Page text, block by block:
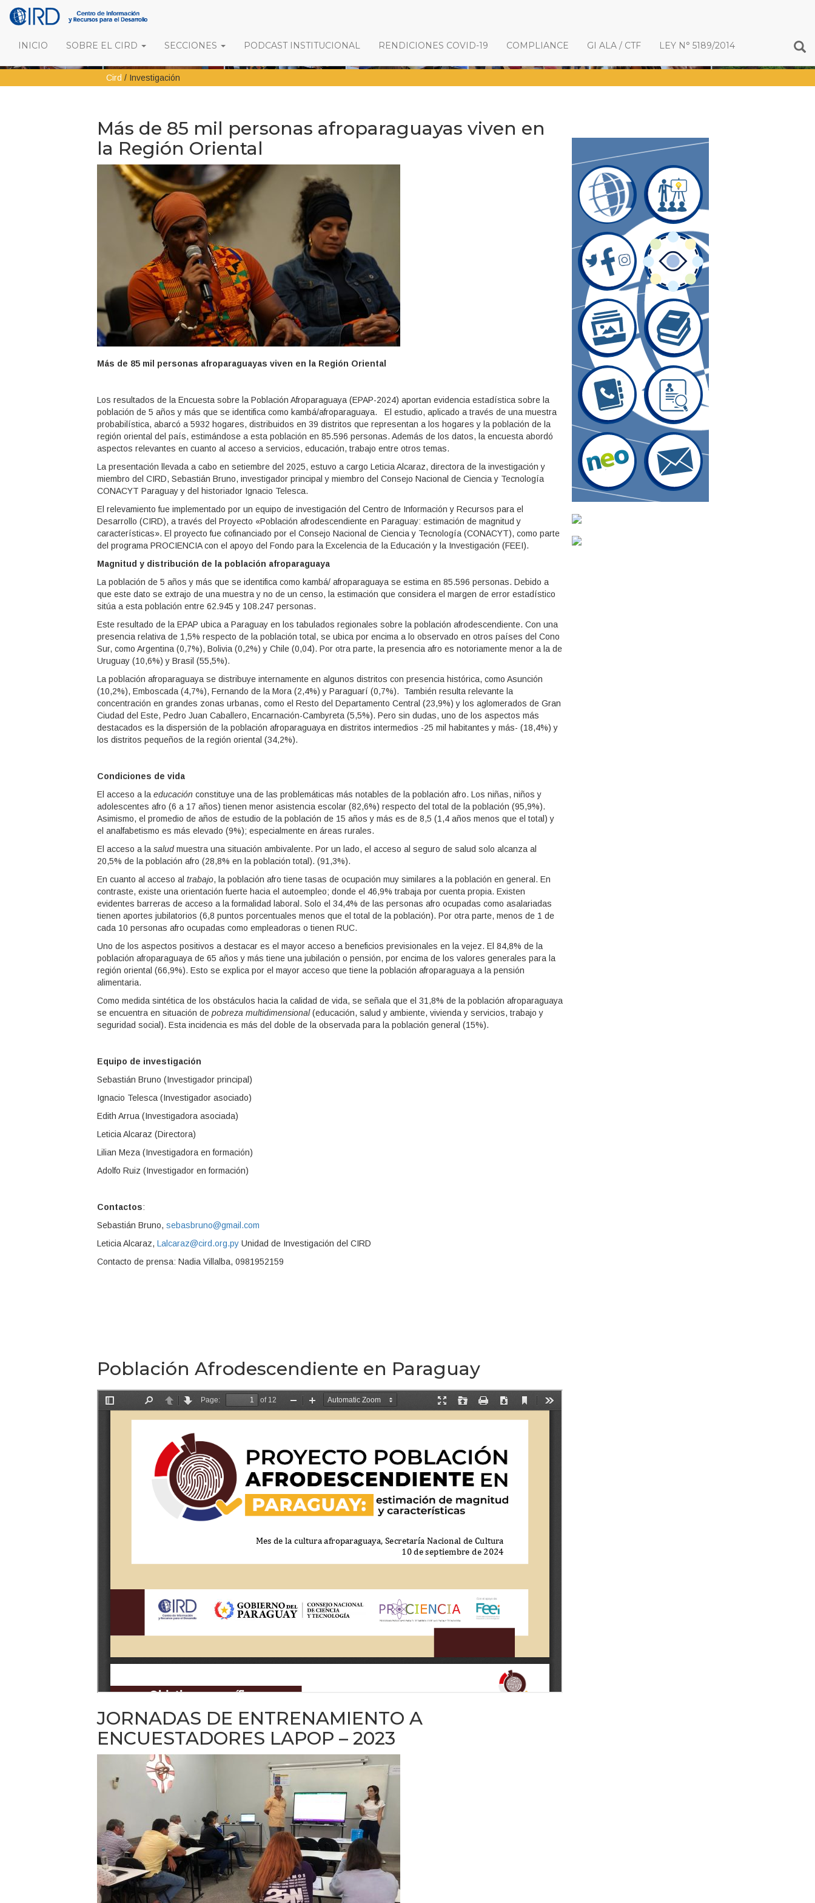
INICIO SOBRE EL CIRD SECCIONES PODCAST INSTITUCIONAL RENDICIONES COVID-19 COMPLIANCE GI ALA / CTF LEY N° 5189/2014
Cird / Investigación
Más de 85 mil personas afroparaguayas viven en
la Región Oriental
Más de 85 mil personas afroparaguayas viven en la Región Oriental
Los resultados de la Encuesta sobre la Población Afroparaguaya (EPAP-2024) aportan evidencia estadística sobre la
población de 5 años y más que se identifica como kambá/afroparaguaya. El estudio, aplicado a través de una muestra
probabilística, abarcó a 5932 hogares, distribuidos en 39 distritos que representan a los hogares y la población de la
región oriental del país, estimándose a esta población en 85.596 personas. Además de los datos, la encuesta abordó
aspectos relevantes en cuanto al acceso a servicios, educación, trabajo entre otros temas.
La presentación llevada a cabo en setiembre del 2025, estuvo a cargo Leticia Alcaraz, directora de la investigación y
miembro del CIRD, Sebastián Bruno, investigador principal y miembro del Consejo Nacional de Ciencia y Tecnología
CONACYT Paraguay y del historiador Ignacio Telesca.
El relevamiento fue implementado por un equipo de investigación del Centro de Información y Recursos para el
Desarrollo (CIRD), a través del Proyecto «Población afrodescendiente en Paraguay: estimación de magnitud y
características». El proyecto fue cofinanciado por el Consejo Nacional de Ciencia y Tecnología (CONACYT), como parte
del programa PROCIENCIA con el apoyo del Fondo para la Excelencia de la Educación y la Investigación (FEEI).
Magnitud y distribución de la población afroparaguaya
La población de 5 años y más que se identifica como kambá/ afroparaguaya se estima en 85.596 personas. Debido a
que este dato se extrajo de una muestra y no de un censo, la estimación que considera el margen de error estadístico
sitúa a esta población entre 62.945 y 108.247 personas.
Este resultado de la EPAP ubica a Paraguay en los tabulados regionales sobre la población afrodescendiente. Con una
presencia relativa de 1,5% respecto de la población total, se ubica por encima a lo observado en otros países del Cono
Sur, como Argentina (0,7%), Bolivia (0,2%) y Chile (0,04). Por otra parte, la presencia afro es notoriamente menor a la de
Uruguay (10,6%) y Brasil (55,5%).
La población afroparaguaya se distribuye internamente en algunos distritos con presencia histórica, como Asunción
(10,2%), Emboscada (4,7%), Fernando de la Mora (2,4%) y Paraguarí (0,7%). También resulta relevante la
concentración en grandes zonas urbanas, como el Resto del Departamento Central (23,9%) y los aglomerados de Gran
Ciudad del Este, Pedro Juan Caballero, Encarnación-Cambyreta (5,5%). Pero sin dudas, uno de los aspectos más
destacados es la dispersión de la población afroparaguaya en distritos intermedios -25 mil habitantes y más- (18,4%) y
los distritos pequeños de la región oriental (34,2%).
Condiciones de vida
El acceso a la educación constituye una de las problemáticas más notables de la población afro. Los niñas, niños y
adolescentes afro (6 a 17 años) tienen menor asistencia escolar (82,6%) respecto del total de la población (95,9%).
Asimismo, el promedio de años de estudio de la población de 15 años y más es de 8,5 (1,4 años menos que el total) y
el analfabetismo es más elevado (9%); especialmente en áreas rurales.
El acceso a la salud muestra una situación ambivalente. Por un lado, el acceso al seguro de salud solo alcanza al
20,5% de la población afro (28,8% en la población total). (91,3%).
En cuanto al acceso al trabajo, la población afro tiene tasas de ocupación muy similares a la población en general. En
contraste, existe una orientación fuerte hacia el autoempleo; donde el 46,9% trabaja por cuenta propia. Existen
evidentes barreras de acceso a la formalidad laboral. Solo el 34,4% de las personas afro ocupadas como asalariadas
tienen aportes jubilatorios (6,8 puntos porcentuales menos que el total de la población). Por otra parte, menos de 1 de
cada 10 personas afro ocupadas como empleadoras o tienen RUC.
Uno de los aspectos positivos a destacar es el mayor acceso a beneficios previsionales en la vejez. El 84,8% de la
población afroparaguaya de 65 años y más tiene una jubilación o pensión, por encima de los valores generales para la
región oriental (66,9%). Esto se explica por el mayor acceso que tiene la población afroparaguaya a la pensión
alimentaria.
Como medida sintética de los obstáculos hacia la calidad de vida, se señala que el 31,8% de la población afroparaguaya
se encuentra en situación de pobreza multidimensional(educación, salud y ambiente, vivienda y servicios, trabajo y
seguridad social). Esta incidencia es más del doble de la observada para la población general (15%).
Equipo de investigación
Sebastián Bruno (Investigador principal)
Ignacio Telesca (Investigador asociado)
Edith Arrua (Investigadora asociada)
Leticia Alcaraz (Directora)
Lilian Meza (Investigadora en formación)
Adolfo Ruiz (Investigador en formación)
Contactos:
Sebastián Bruno, sebasbruno@gmail.com
Leticia Alcaraz, Lalcaraz@cird.org.py Unidad de Investigación del CIRD
Contacto de prensa: Nadia Villalba, 0981952159
Población Afrodescendiente en Paraguay
JORNADAS DE ENTRENAMIENTO A
ENCUESTADORES LAPOP – 2023